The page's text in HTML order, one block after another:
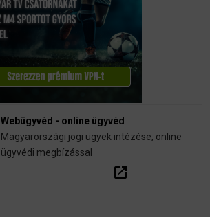
Webügyvéd - online ügyvéd
Magyarországi jogi ügyek intézése, online
ügyvédi megbízással
open_in_new